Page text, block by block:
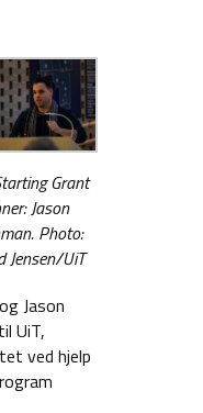
Grant
Jason
Photo:
Jensen/UiT
Jason
UiT,
ved hjelp